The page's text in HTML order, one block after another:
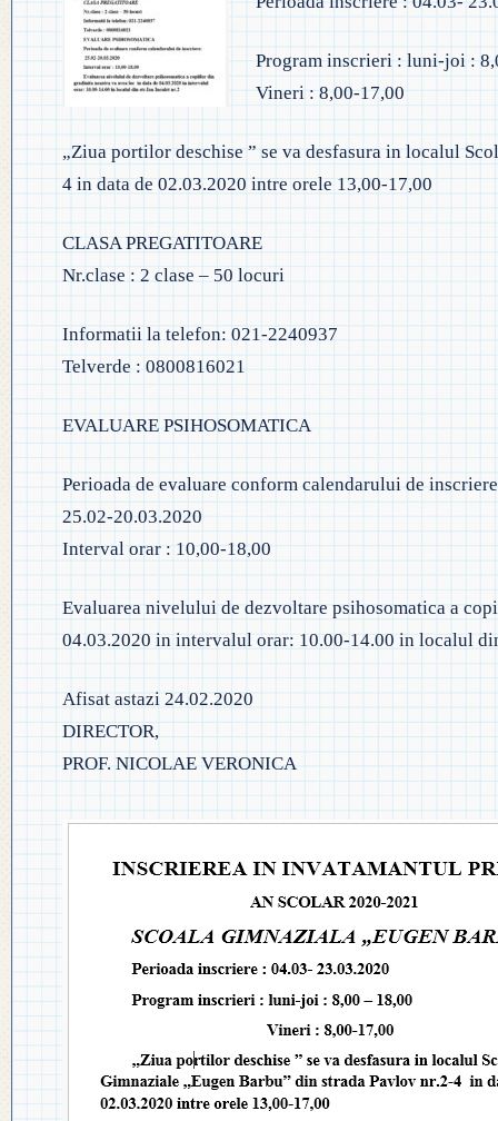
◎ ACHIZIȚII
◎ DOCUMENTE UTILE
◎ REGULAMENT INTERN
◎ REGULAMENT ORGANIZARE
◎ FIȘĂ EVALUARE PERSONAL
◎ ÎNCADRARE PROFESORI
◎ PROFESORI LA CLASE
◎ 2024
◎ 2019
◎ PLAN DE DEZVOLTARE
INSTITUȚIONALĂ
◎ GHID ÎNVĂȚĂMÂNT
◎ CRITERII DE DEPARTAJARE
PREȘCOLAR 2025-2026
◎
◎ ORDIN
◎
Program inscrieri : luni-joi :
Vineri : 8,00-17,00
„Ziua portilor deschise ” se va desfasura in localul
4 in data de 02.03.2020 intre orele 13,00-17,00
CLASA PREGATITOARE
Nr.clase : 2 clase – 50 locuri
Informatii la telefon: 021-2240937
Telverde : 0800816021
EVALUARE PSIHOSOMATICA
Perioada de evaluare conform calendarului de
25.02-20.03.2020
Interval orar : 10,00-18,00
Evaluarea nivelului de dezvoltare psihosomatica a
04.03.2020 in intervalul orar: 10.00-14.00 in localul
Afisat astazi 24.02.2020
DIRECTOR,
PROF. NICOLAE VERONICA